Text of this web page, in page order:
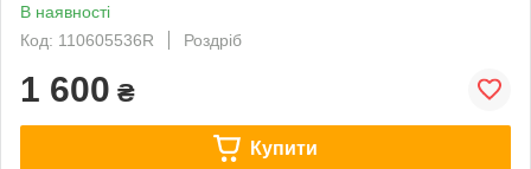
В наявності
Код: 110605536R
Роздріб
1 600 ₴
Купити